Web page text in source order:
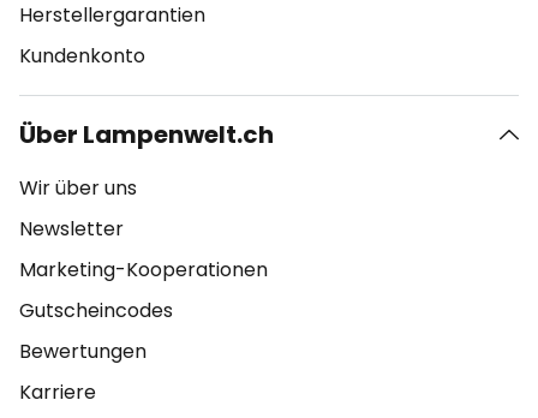
Herstellergarantien
Kundenkonto
Über Lampenwelt.ch
Wir über uns
Newsletter
Marketing-Kooperationen
Gutscheincodes
Bewertungen
Karriere